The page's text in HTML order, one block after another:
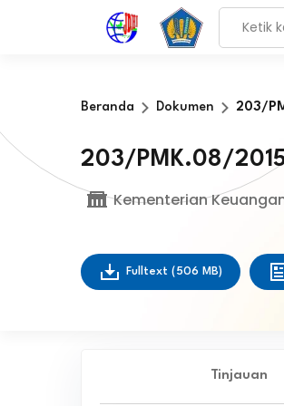
Beranda Dokumen 203/
203/PMK.08/
Kementerian
Fulltext (506 MB)
Tinjauan